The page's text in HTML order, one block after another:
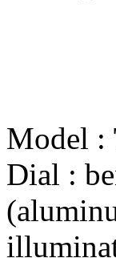
Model :
Dial :